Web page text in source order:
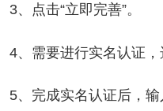
3、点击“立即完善”。
4、需要进行实名认证，
5、完成实名认证后，